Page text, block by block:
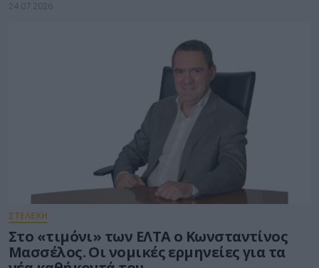
24.07.2026
ΣΤΕΛΕΧΗ
Στο «τιμόνι» των ΕΛΤΑ ο Κωνσταντίνος
Μασσέλος. Οι νομικές ερμηνείες για τα